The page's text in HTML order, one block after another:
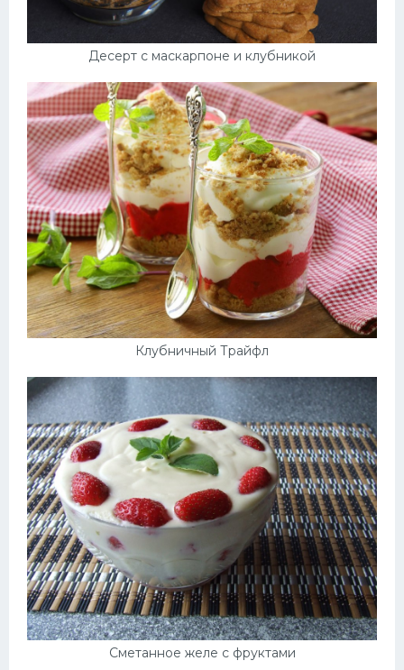
Десерт с маскарпоне и клубникой
Клубничный Трайфл
Сметанное желе с фруктами